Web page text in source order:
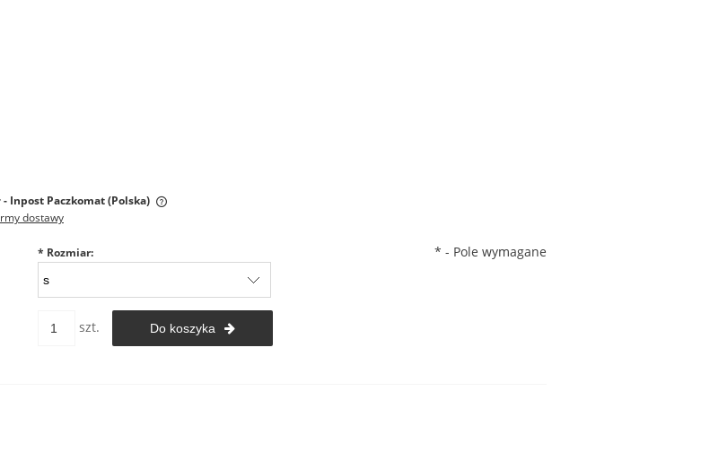
- Inpost Paczkomat(Polska)
dostawy
* Rozmiar:
szt. Do koszyka
* - Pole wymagane